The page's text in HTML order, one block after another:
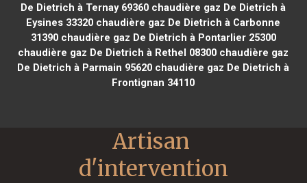
De Dietrich à Ternay 69360 chaudière gaz De Dietrich à
Eysines 33320 chaudière gaz De Dietrich à Carbonne
31390chaudière gaz De Dietrich à Pontarlier 25300
chaudière gaz De Dietrich à Rethel 08300 chaudière gaz
De Dietrich à Parmain 95620 chaudière gaz De Dietrich à
Frontignan 34110
Artisan
d'intervention